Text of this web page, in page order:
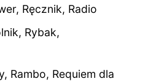
Ręcznik, Radio
Rybak,
Rambo, Requiem dla